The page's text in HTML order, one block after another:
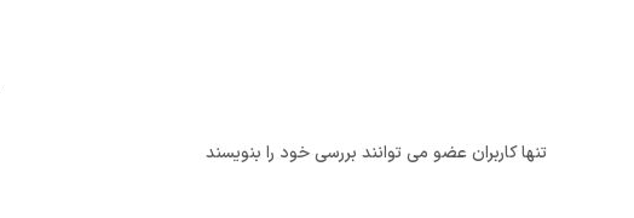
تنها کاربران عضو می توانند بررسی خود را بنویسند